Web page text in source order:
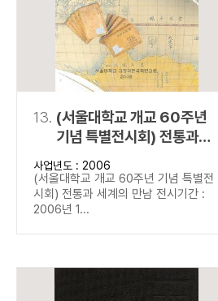
13. (서울대학교 개교 60주년
기념 특별전시회) 전통과
세계의 만남
사업년도 : 2006
(서울대학교 개교 60주년 기념 특별전
시회) 전통과 세계의 만남 전시기간 :
2006년 1...